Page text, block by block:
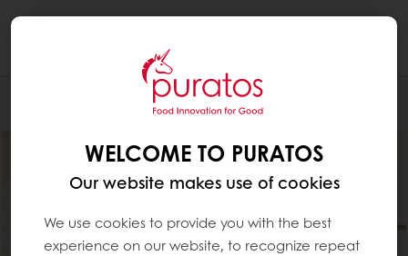
WELCOME TO PURATOS
Our website makes use of cookies
We use cookies to provide you with the best
experience on our website, to recognize repeat